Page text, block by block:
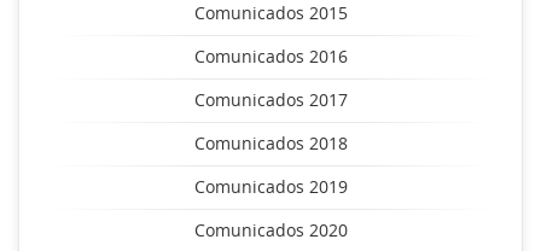
Comunicados 2015
Comunicados 2016
Comunicados 2017
Comunicados 2018
Comunicados 2019
Comunicados 2020